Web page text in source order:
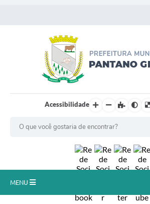
Acessibilidade
MENU